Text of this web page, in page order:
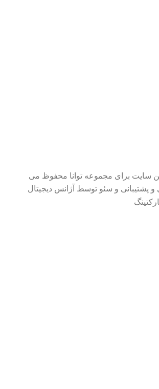
سایت برای مجموعه توانا محفوظ می
پشتیبانی و سئو توسط آژانس دیجیتال